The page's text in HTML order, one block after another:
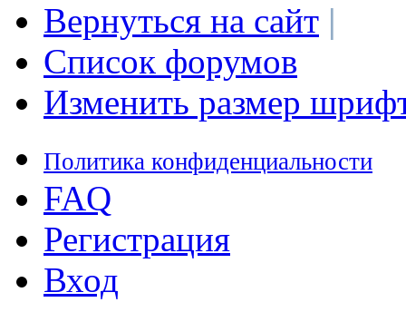
Вернуться на сайт |
Список форумов
Изменить размер
Политика конфиденциальности
FAQ
Регистрация
Вход